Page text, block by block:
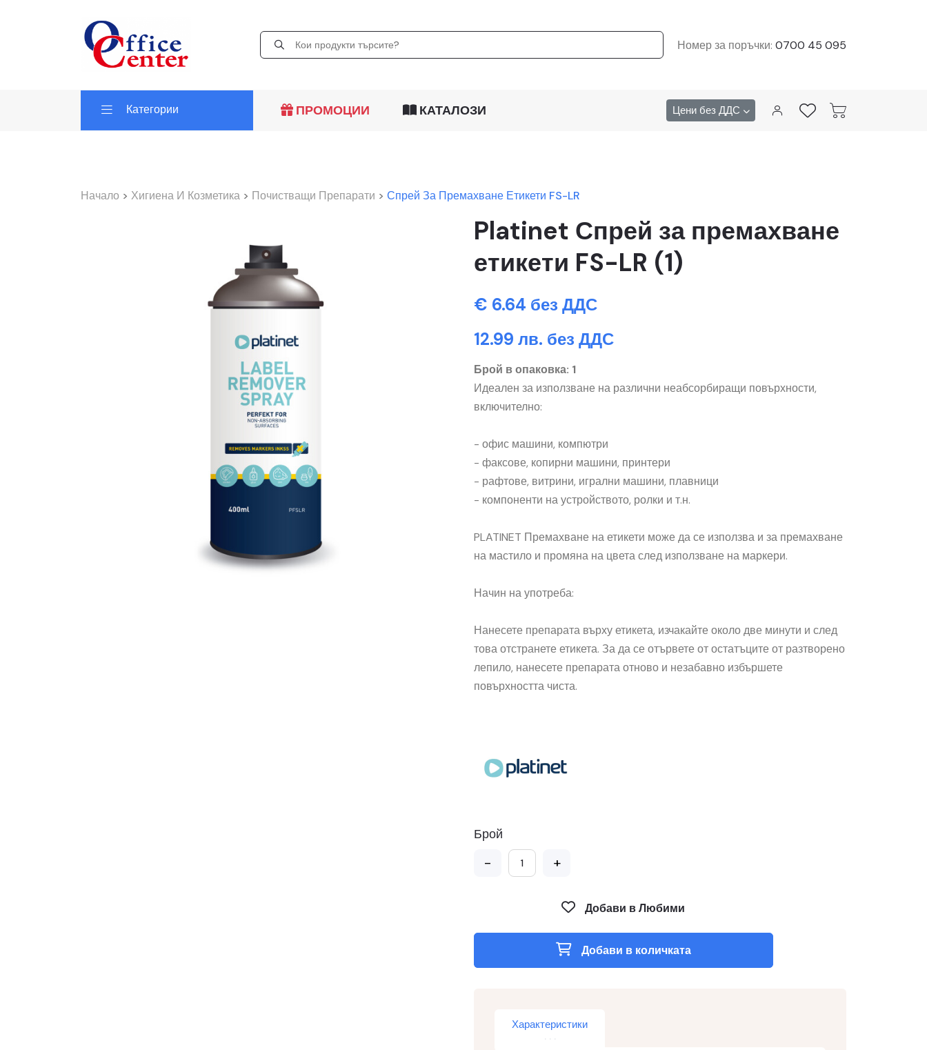
Номер за поръчки: 0700 45 095
Категории ПРОМОЦИИ КАТАЛОЗИ Цени без ДДС
Начало > Хигиена И Козметика > Почистващи Препарати > Спрей За Премахване Етикети FS-LR
Platinet Спрей за премахване
етикети FS-LR (1)
€ 6.64 без ДДС
12.99 лв. без ДДС
Брой в опаковка: 1
Идеален за използване на различни неабсорбиращи повърхности,
включително:
- офис машини, компютри
- факсове, копирни машини, принтери
- рафтове, витрини, игрални машини, плавници
- компоненти на устройството, ролки и т.н.
PLATINET Премахване на етикети може да се използва и за премахване
на мастило и промяна на цвета след използване на маркери.
Начин на употреба:
Нанесете препарата върху етикета, изчакайте около две минути и след
това отстранете етикета. За да се отървете от остатъците от разтворено
лепило, нанесете препарата отново и незабавно избършете
повърхността чиста.
Брой
- +
Добави в Любими
Добави в количката
Характеристики